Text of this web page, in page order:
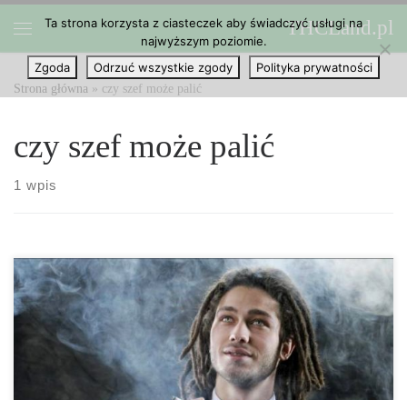
Przejdź do treści THCLand.pl
Strona główna » czy szef może palić
czy szef może palić
1 wpis
Wydaje ci się, że twój szef pali marihuanę, ale nadal nie jesteś w
100% pewny? Jeśli tak, być może po prostu chcesz być w stanie
dowiedzieć się jak jest naprawdę bez pytania go o to bezpośrednio.
Ta strona korzysta z ciasteczek aby świadczyć usługi na
najwyższym poziomie.
Zgoda
Odrzuć wszystkie zgody Polityka prywatności